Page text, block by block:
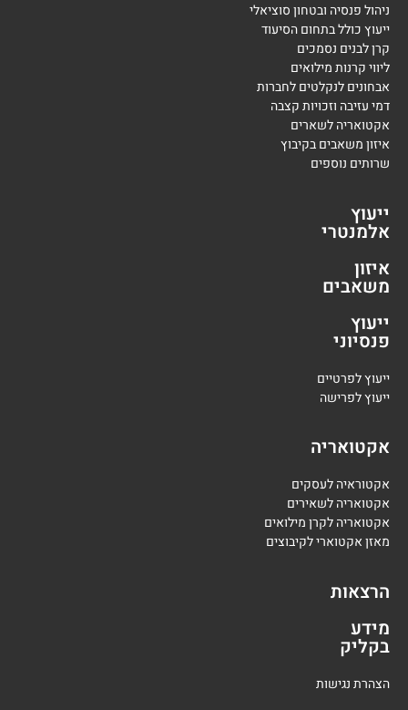
ניהול פנסיה ובטחון סוציאלי
ייעוץ כולל בתחום הסיעוד
קרן לבנים נסמכים
ליווי קרנות מילואים
אבחונים לנקלטים לחברות
דמי עזיבה וזכויות קצבה
אקטואריה לשארים
איזון משאבים בקיבוץ
שרותים נוספים
ייעוץ
אלמנטרי
איזון
משאבים
ייעוץ
פנסיוני
ייעוץ לפרטיים
ייעוץ לפרישה
אקטואריה
אקטוראיה לעסקים
אקטואריה לשאירים
אקטואריה לקרן מילואים
מאזן אקטוארי לקיבוצים
הרצאות
מידע
בקליק
הצהרת נגישות